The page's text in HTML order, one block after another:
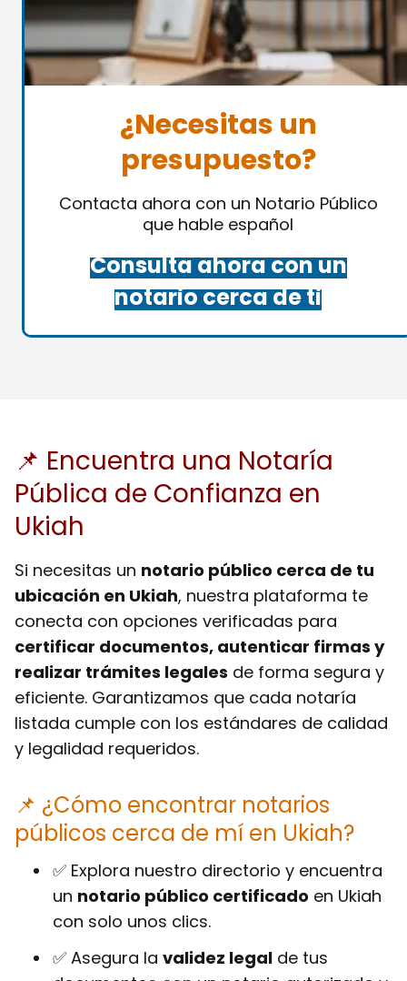
¿Necesitas un
presupuesto?
Contacta ahora con un Notario Público
que hable español
Consulta ahora con un
notario cerca de ti
📌 Encuentra una Notaría
Pública de Confianza en
Ukiah
Si necesitas un notario público cerca de tu
ubicación en Ukiah, nuestra plataforma te
conecta con opciones verificadas para
certificar documentos, autenticar firmas y
realizar trámites legales de forma segura y
eficiente. Garantizamos que cada notaría
listada cumple con los estándares de calidad
y legalidad requeridos.
📌 ¿Cómo encontrar notarios
públicos cerca de mí en Ukiah?
✅ Explora nuestro directorio y encuentra
un notario público certificado en Ukiah
con solo unos clics.
✅ Asegura la validez legal de tus